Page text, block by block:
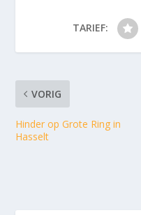
TARIEF:
VORIG
Hinder op Grote Ring in
Hasselt